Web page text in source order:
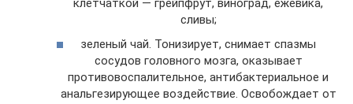
сливы;
зеленый чай. Тонизирует, снимает спазмы
сосудов головного мозга, оказывает
противовоспалительное, антибактериальное и
анальгезирующее воздействие. Освобождает от